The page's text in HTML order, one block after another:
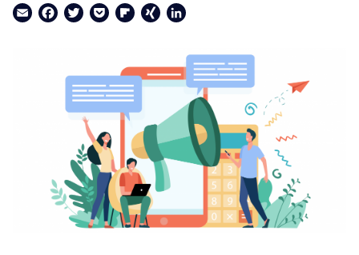
EmailFacebook
TwitterPocketFlipboard
XINGLinkedIn